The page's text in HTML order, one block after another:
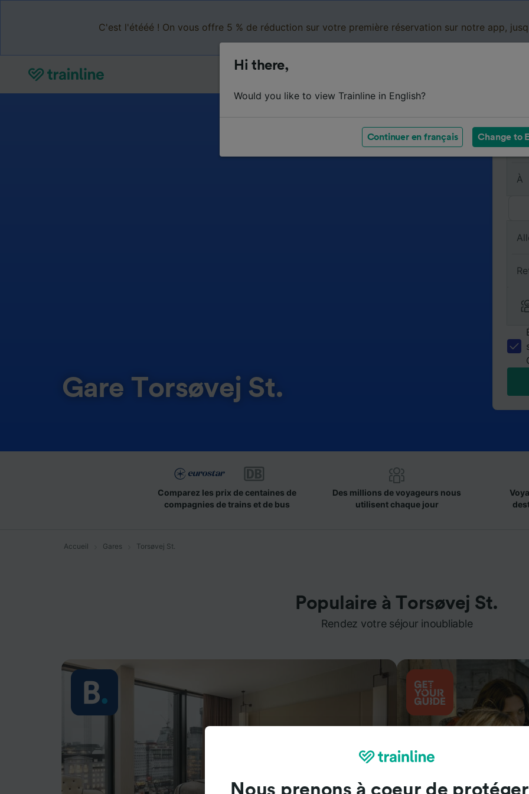
C'est l'étééé ! On vous offre 5 % de réduction sur votre première réservation sur notre app,
Gare Torsøvej St.
De
À
Comparez les prix de centaines de
compagnies de trains et de bus
Des millions de voyageurs nous
utilisent chaque jour
Accueil Gares Torsøvej St.
Populaire à Torsøvej St.
Rendez votre séjour inoubliable
Hi there,
Would you like to view Trainline in English?
Continuer en français Change to
Nous prenons à coeur de